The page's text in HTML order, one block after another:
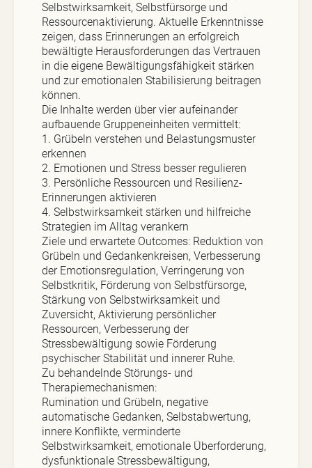
Selbstwirksamkeit, Selbstfürsorge und
Ressourcenaktivierung. Aktuelle Erkenntnisse
zeigen, dass Erinnerungen an erfolgreich
bewältigte Herausforderungen das Vertrauen
in die eigene Bewältigungsfähigkeit stärken
und zur emotionalen Stabilisierung beitragen
können.
Die Inhalte werden über vier aufeinander
aufbauende Gruppeneinheiten vermittelt:
1. Grübeln verstehen und Belastungsmuster
erkennen
2. Emotionen und Stress besser regulieren
3. Persönliche Ressourcen und Resilienz-
Erinnerungen aktivieren
4. Selbstwirksamkeit stärken und hilfreiche
Strategien im Alltag verankern
Ziele und erwartete Outcomes: Reduktion von
Grübeln und Gedankenkreisen, Verbesserung
der Emotionsregulation, Verringerung von
Selbstkritik, Förderung von Selbstfürsorge,
Stärkung von Selbstwirksamkeit und
Zuversicht, Aktivierung persönlicher
Ressourcen, Verbesserung der
Stressbewältigung sowie Förderung
psychischer Stabilität und innerer Ruhe.
Zu behandelnde Störungs- und
Therapiemechanismen:
Rumination und Grübeln, negative
automatische Gedanken, Selbstabwertung,
innere Konflikte, verminderte
Selbstwirksamkeit, emotionale Überforderung,
dysfunktionale Stressbewältigung,